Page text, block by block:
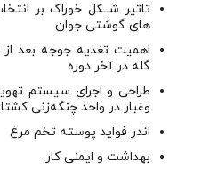
تاثیر شــکل خوراک بر
های گوشتی جوان
اهمیت تغذیه جوجه بعد از
گله در آخر دوره
طراحی و اجرای سیستم
وغبار در واحد چنگه‌زنی
اندر فواید پوسته تخم مرغ
بهداشت و ایمنی کار